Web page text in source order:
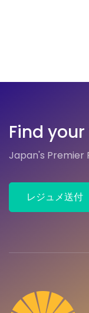
Find
Japan's Premier
レジュメ送付